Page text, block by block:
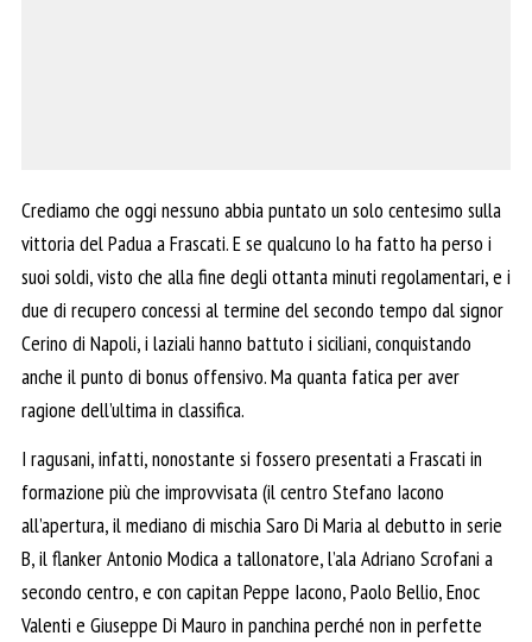
Crediamo che oggi nessuno abbia puntato un solo centesimo sulla
vittoria del Padua a Frascati. E se qualcuno lo ha fatto ha perso i
suoi soldi, visto che alla fine degli ottanta minuti regolamentari, e i
due di recupero concessi al termine del secondo tempo dal signor
Cerino di Napoli, i laziali hanno battuto i siciliani, conquistando
anche il punto di bonus offensivo. Ma quanta fatica per aver
ragione dell’ultima in classifica.
I ragusani, infatti, nonostante si fossero presentati a Frascati in
formazione più che improvvisata (il centro Stefano Iacono
all’apertura, il mediano di mischia Saro Di Maria al debutto in serie
B, il flanker Antonio Modica a tallonatore, l’ala Adriano Scrofani a
secondo centro, e con capitan Peppe Iacono, Paolo Bellio, Enoc
Valenti e Giuseppe Di Mauro in panchina perché non in perfette